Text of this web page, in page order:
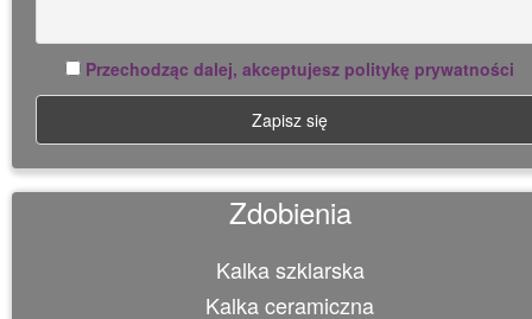
Przechodząc dalej, akceptujesz politykę prywatności
Zdobienia
Kalka szklarska
Kalka ceramiczna